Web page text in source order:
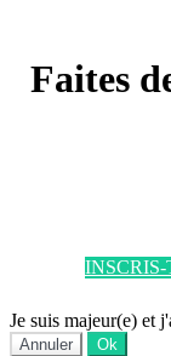
Faites
Je suis majeur(e) et
Annuler Ok